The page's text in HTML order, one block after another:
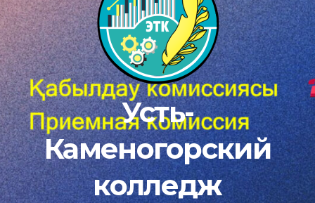
Усть-
Каменогорский
колледж